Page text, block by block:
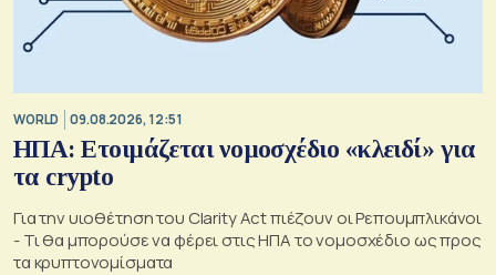
WORLD 09.08.2026, 12:51
ΗΠΑ: Ετοιμάζεται νομοσχέδιο «κλειδί» για
τα crypto
Για την υιοθέτηση του Clarity Act πιέζουν οι Ρεπουμπλικάνοι
- Τι θα μπορούσε να φέρει στις ΗΠΑ το νομοσχέδιο ως προς
τα κρυπτονομίσματα